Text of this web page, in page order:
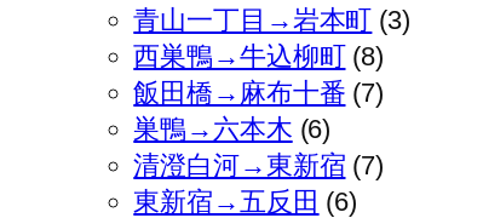
青山一丁目→岩本町 (3)
西巣鴨→牛込柳町(8)
飯田橋→麻布十番 (7)
巣鴨→六本木 (6)
清澄白河→東新宿 (7)
東新宿→五反田 (6)